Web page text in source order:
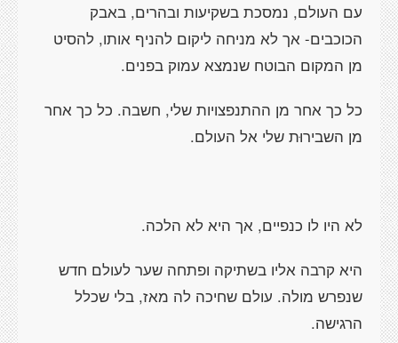
עם העולם, נמסכת בשקיעות ובהרים, באבק
הכוכבים- אך לא מניחה ליקום להניף אותו, להסיט
מן המקום הבוטח שנמצא עמוק בפנים.
כל כך אחר מן ההתנפצויות שלי, חשבה. כל כך אחר
מן השבירוּת שלי אל העולם.
לא היו לו כנפיים, אך היא לא הלכה.
היא קרבה אליו בשתיקה ופתחה שער לעולם חדש
שנפרש מולה. עולם שחיכה לה מאז, בלי שכלל
הרגישה.